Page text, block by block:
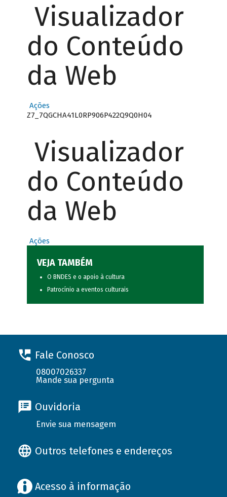
Visualizador
do Conteúdo
da Web
Ações
Z7_7QGCHA41L0RP906P422Q9Q0H04
Visualizador
do Conteúdo
da Web
Ações
VEJA TAMBÉM
O BNDES e o apoio à cultura
Patrocínio a eventos culturais
Fale Conosco
08007026337
Mande sua pergunta
Ouvidoria
Envie sua mensagem
Outros telefones e endereços
Acesso à informação